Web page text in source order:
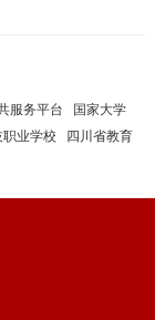
服务平台
国家大学
职业学校
四川省教育